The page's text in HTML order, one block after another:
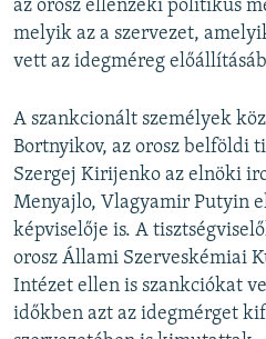
az orosz ellenzéki politikus
melyik az a szervezet,
vett az idegméreg
A szankcionált személyek
Bortnyikov, az orosz belföldi
Szergej Kirijenko az elnöki
Menyajlo, Vlagyamir Putyin
képviselője is. A
orosz Állami Szerveskémiai
Intézet ellen is szankciókat
időkben azt az idegmérget